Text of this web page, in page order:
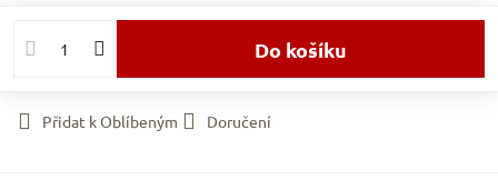
Do košíku
Přidat k Oblíbeným Doručení